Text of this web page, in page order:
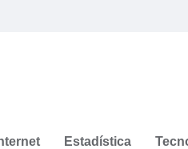
Estadística